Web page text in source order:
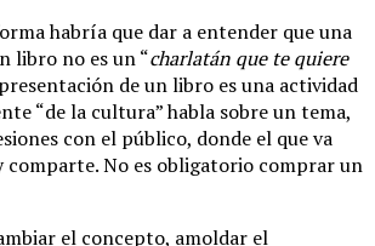
habría que dar a entender que una
libro no es un “charlatán que te quiere
de un libro es una actividad
“de la cultura” habla sobre un tema,
con el público, donde el que va
comparte. No es obligatorio comprar un
el concepto, amoldar el